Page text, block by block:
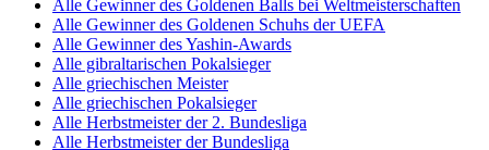
Alle Gewinner des Goldenen Balls bei Weltmeisterschaften
Alle Gewinner des Goldenen Schuhs der UEFA
Alle Gewinner des Yashin-Awards
Alle gibraltarischen Pokalsieger
Alle griechischen Meister
Alle griechischen Pokalsieger
Alle Herbstmeister der 2. Bundesliga
Alle Herbstmeister der Bundesliga